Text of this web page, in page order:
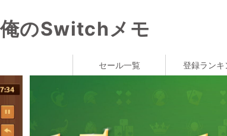
俺のSwitchメモ
セール一覧 登録ランキ